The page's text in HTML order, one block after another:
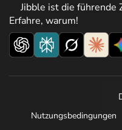
Jibble ist die führende
Erfahre, warum!
Nutzungsbedingungen